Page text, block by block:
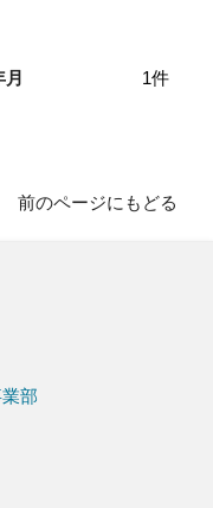
1件
前のページにもどる
部